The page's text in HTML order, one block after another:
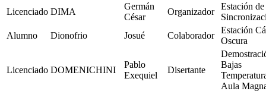
Licenciado DIMA
Germán
César
Organizador
Estación de
Alumno
Dionofrio Josué Colaborador
Estación
Oscura
Licenciado DOMENICHINI
Pablo
Exequiel
Disertante
Bajas
Aula